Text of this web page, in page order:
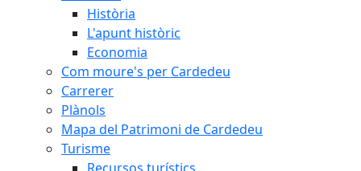
Història
L'apunt històric
Economia
Com moure's per Cardedeu
Carrerer
Plànols
Mapa del Patrimoni de Cardedeu
Turisme